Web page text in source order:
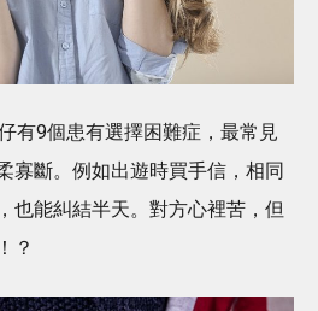
有9個患有選擇困難症，最常見
寡斷。例如出遊時買手信，相同
也能糾結半天。對方心裡苦，但
？